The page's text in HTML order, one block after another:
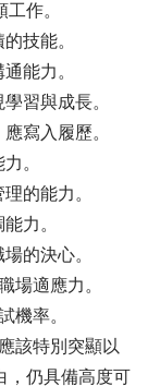
作。
技能。
能力。
習與成長。
寫入履歷。
。
的能力。
力。
的決心。
場適應力。
機率。
該特別突顯以
，仍具備高度可